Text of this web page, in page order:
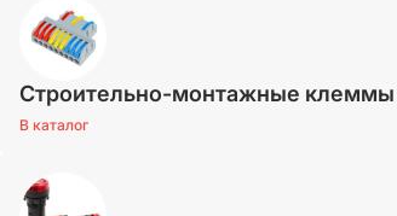
Строительно-монтажные клеммы
В каталог